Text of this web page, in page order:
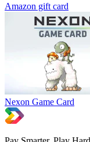
Amazon gift card
Nexon Game Card